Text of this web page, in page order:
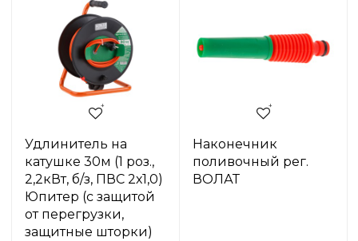
Удлинитель на
катушке 30м (1 роз.,
2,2кВт, б/з, ПВС 2х1,0)
Юпитер (с защитой
от перегрузки,
защитные шторки)
Наконечник
поливочный рег.
ВОЛАТ